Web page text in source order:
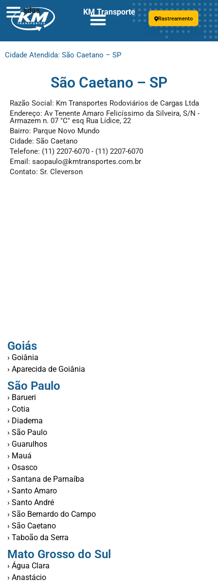
Rastreamento
Cidade Atendida: São Caetano – SP
São Caetano – SP
Razão Social: Km Transportes Rodoviários de Cargas Ltda
Endereço: Av Tenente Amaro Felicíssimo da Silveira, S/N -
Armazem n. 07 "C" esq Rua Lídice, 22
Bairro: Parque Novo Mundo
Cidade: São Caetano
Telefone: (11) 2207-6070 - (11) 2207-6070
Email: saopaulo@kmtransportes.com.br
Contato: Sr. Cleverson
Goiás
› Goiânia
› Aparecida de Goiânia
São Paulo
› Barueri
› Cotia
› Diadema
› São Paulo
› Guarulhos
› Mauá
› Osasco
› Santana de Parnaíba
› Santo Amaro
› Santo André
› São Bernardo do Campo
› São Caetano
› Taboão da Serra
Mato Grosso do Sul
› Água Clara
› Anastácio
sdas KM Transporte